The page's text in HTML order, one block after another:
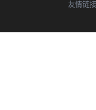
友情链接